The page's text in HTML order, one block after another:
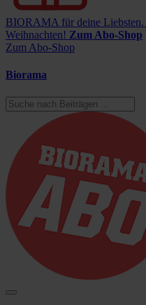
BIORAMA für deine Liebsten.
Weihnachten! Zum Abo-Shop
Zum Abo-Shop
Biorama